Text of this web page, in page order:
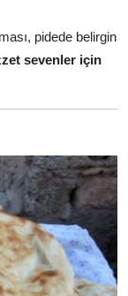
pidede belirgin
sevenler için